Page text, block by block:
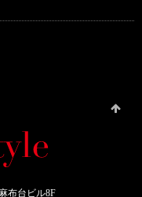
布台ビル8F